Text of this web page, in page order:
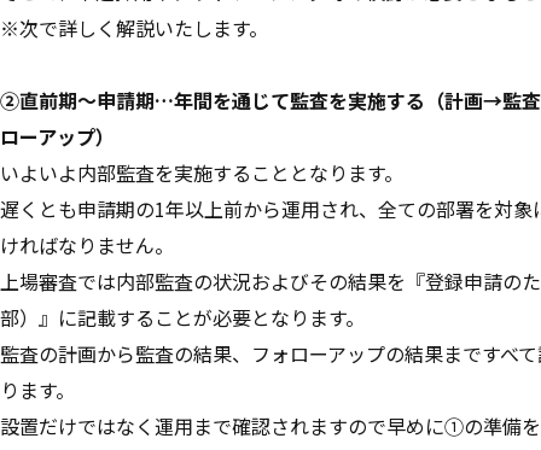
※次で詳しく解説いたします。
②直前期～申請期…年間を通じて監査を実施する（計画→監
ローアップ）
いよいよ内部監査を実施することとなります。
遅くとも申請期の1年以上前から運用され、全ての部署を対象
ければなりません。
上場審査では内部監査の状況およびその結果を『登録申請の
部）』に記載することが必要となります。
監査の計画から監査の結果、フォローアップの結果まですべ
ります。
設置だけではなく運用まで確認されますので早めに①の準備